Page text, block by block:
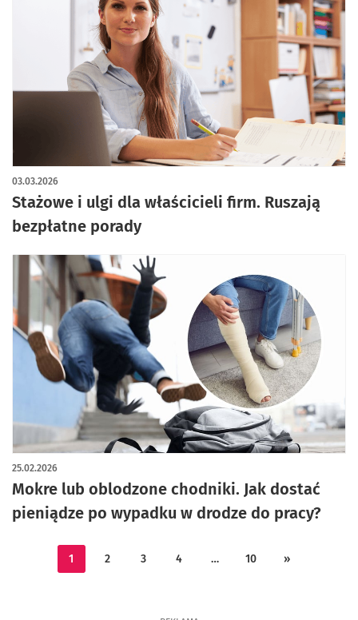
Stażowe i ulgi dla właścicieli firm. Ruszają
bezpłatne porady
03.03.2026
Mokre lub oblodzone chodniki. Jak dostać
pieniądze po wypadku w drodze do pracy?
25.02.2026
1 2 3 4 … 10 »